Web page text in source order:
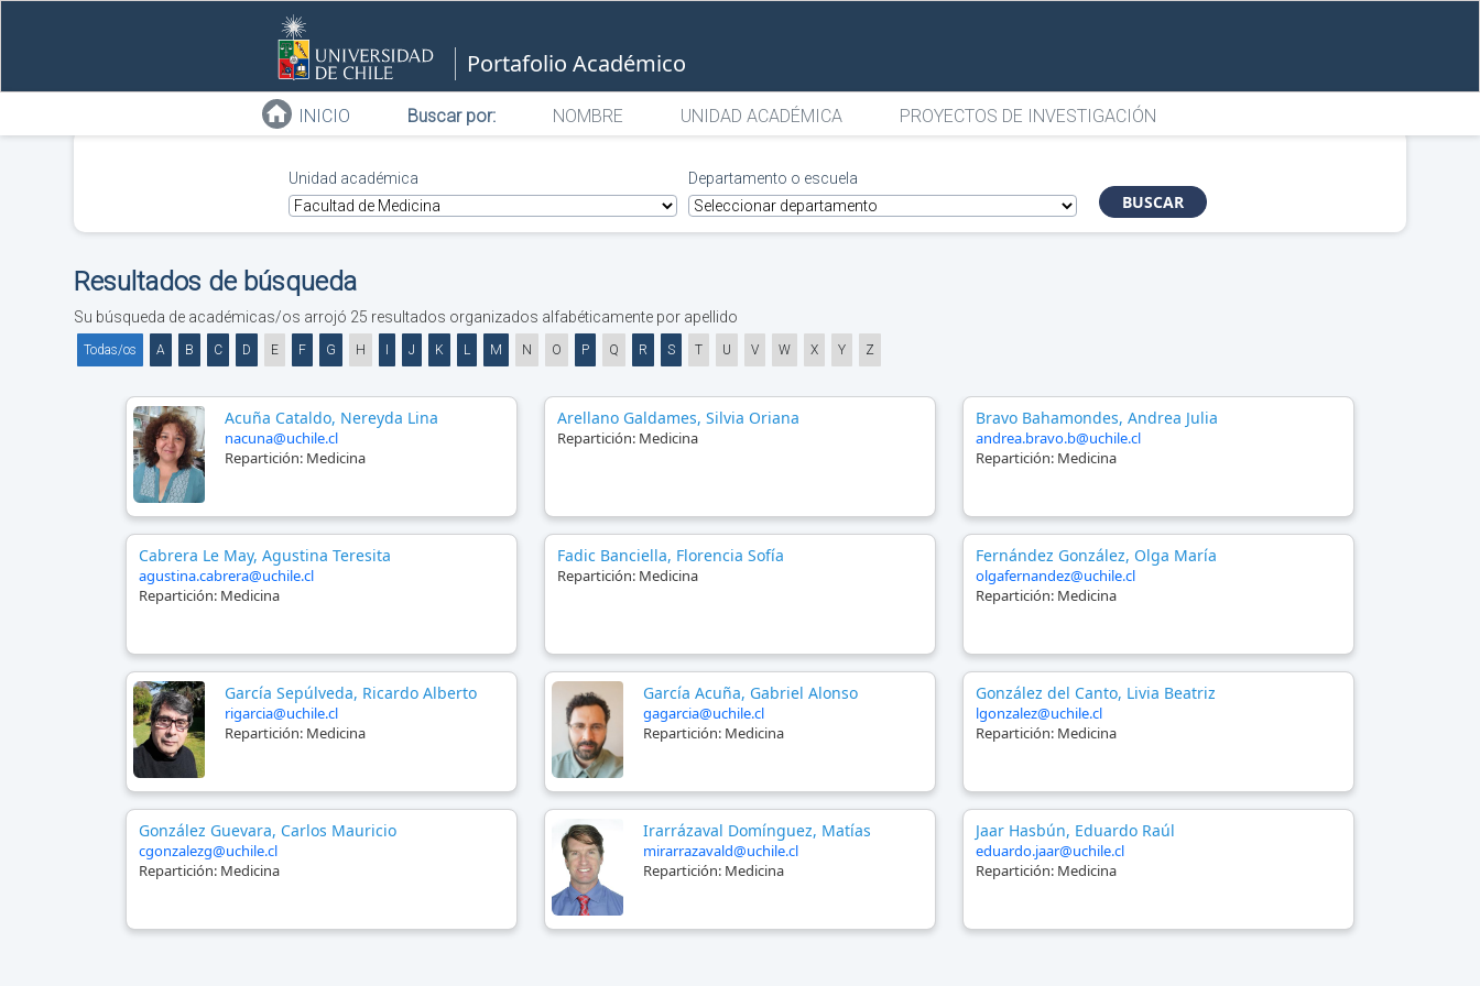
Portafolio Académico
INICIO Buscar por: NOMBRE UNIDAD ACADÉMICA PROYECTOS DE INVESTIGACIÓN
Unidad académica Departamento o escuela
BUSCAR
Resultados de búsqueda
Su búsqueda de académicas/os arrojó 25 resultados organizados alfabéticamente por apellido
Todas/os A B C D E F G H J K L M N O P Q R S T U V W X Y Z
Acuña Cataldo, Nereyda Lina
nacuna@uchile.cl
Repartición: Medicina
Arellano Galdames, Silvia Oriana
Repartición: Medicina
Bravo Bahamondes, Andrea Julia
andrea.bravo.b@uchile.cl
Repartición: Medicina
Cabrera Le May, Agustina Teresita
agustina.cabrera@uchile.cl
Repartición: Medicina
Fadic Banciella, Florencia Sofía
Repartición: Medicina
Fernández González, Olga María
olgafernandez@uchile.cl
Repartición: Medicina
García Sepúlveda, Ricardo Alberto
rigarcia@uchile.cl
Repartición: Medicina
García Acuña, Gabriel Alonso
gagarcia@uchile.cl
Repartición: Medicina
González del Canto, Livia Beatriz
lgonzalez@uchile.cl
Repartición: Medicina
González Guevara, Carlos Mauricio
cgonzalezg@uchile.cl
Repartición: Medicina
Irarrázaval Domínguez, Matías
mirarrazavald@uchile.cl
Repartición: Medicina
Jaar Hasbún, Eduardo Raúl
eduardo.jaar@uchile.cl
Repartición: Medicina